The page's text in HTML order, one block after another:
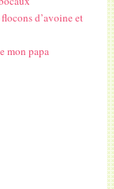
d’avoine et
mon papa